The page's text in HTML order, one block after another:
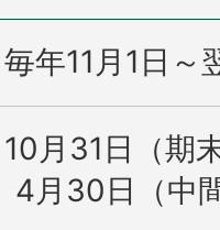
毎年11月1日～
10月31日（期
4月30日（中